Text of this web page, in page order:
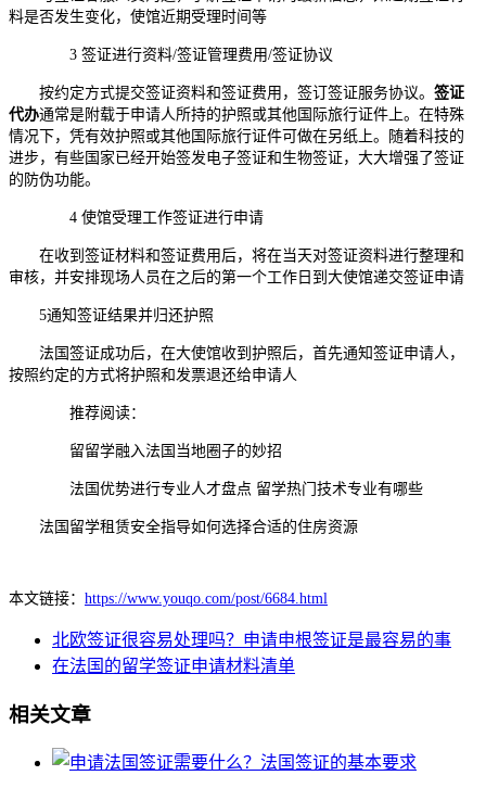
料是否发生变化，使馆近期受理时间等
3 签证进行资料/签证管理费用/签证协议
按约定方式提交签证资料和签证费用，签订签证服务协议。 签证
代办通常是附载于申请人所持的护照或其他国际旅行证件上。在特殊
情况下，凭有效护照或其他国际旅行证件可做在另纸上。随着科技的
进步，有些国家已经开始签发电子签证和生物签证，大大增强了签证
的防伪功能。
4 使馆受理工作签证进行申请
在收到签证材料和签证费用后，将在当天对签证资料进行整理和
审核，并安排现场人员在之后的第一个工作日到大使馆递交签证申请
5通知签证结果并归还护照
法国签证成功后，在大使馆收到护照后，首先通知签证申请人，
按照约定的方式将护照和发票退还给申请人
推荐阅读：
留留学融入法国当地圈子的妙招
法国优势进行专业人才盘点 留学热门技术专业有哪些
法国留学租赁安全指导如何选择合适的住房资源
本文链接： https://www.youqo.com/post/6684.html
北欧签证很容易处理吗？申请申根签证是最容易的事
在法国的留学签证申请材料清单
相关文章